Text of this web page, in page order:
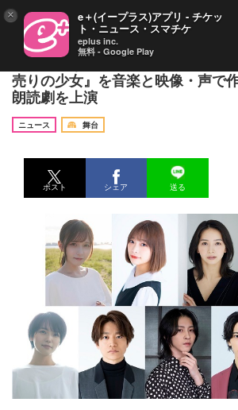
個性豊かな声優・俳優が日替わり
売りの少女』を音楽と映像・声で
朗読劇を上演
ニュース
舞台
ポスト シェア 送る
× e＋(イープラス)アプリ - チケッ
ト・ニュース・スマチケ
eplus inc.
無料 - Google Play